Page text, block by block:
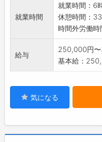
就業時間
就業時間：6
休憩時間：
時間外労働
給与
250,000円
基本給：
気になる